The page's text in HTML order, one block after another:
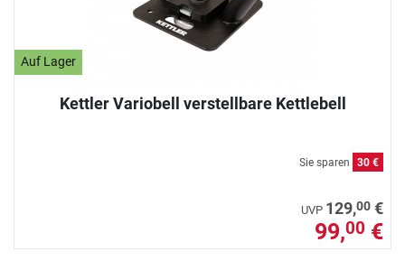
Auf Lager
Kettler Variobell verstellbare Kettlebell
Sie sparen 30 €
UVP 129,00 €
99,00 €